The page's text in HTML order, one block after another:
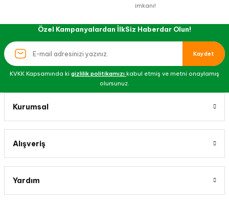
imkanı!
Özel Kampanyalardan İlkSiz Haberdar Olun!
Kaydet
KVKK Kapsamında ki gizlilik politikamızı kabul etmiş ve metni onaylamış
olursunuz.
Kurumsal
Alışveriş
Yardım